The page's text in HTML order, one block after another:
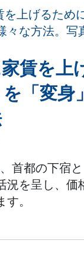
賃を上
「変身
首都の下宿
況を呈し、価
。